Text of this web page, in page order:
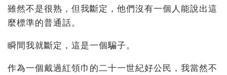
雖然不是很熟，但我斷定，他們沒有一個人能說出這
麼標準的普通話。
瞬間我就斷定，這是一個騙子。
作為一個戴過紅領巾的二十一世紀好公民，我當然不